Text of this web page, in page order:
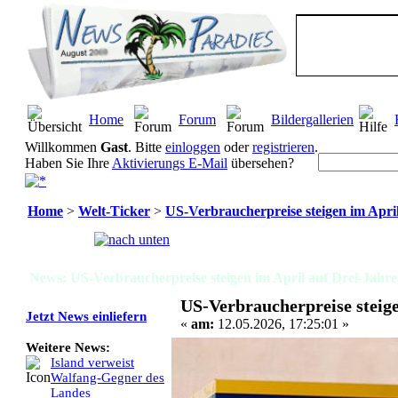
Home Forum Bildergallerien
Willkommen Gast. Bitte einloggen oderregistrieren.
Haben Sie Ihre Aktivierungs E-Mail übersehen?
Home > Welt-Ticker > US-Verbraucherpreise steigen im
News: US-Verbraucherpreise steigen im April auf Drei-
Jetzt News einliefern
Weitere News:
Island verweist
Walfang-Gegner des
Landes
US-Verbraucherpreise
« am: 12.05.2026, 17:25:01 »